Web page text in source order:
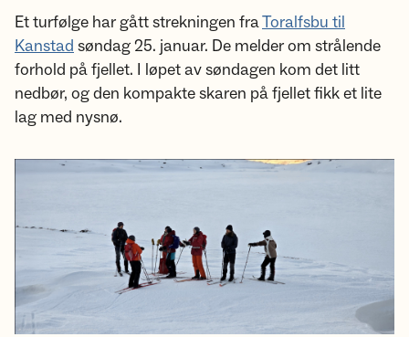
Et turfølge har gått strekningen fraToralfsbu til
Kanstad søndag 25. januar. De melder om strålende
forhold på fjellet. I løpet av søndagen kom det litt
nedbør, og den kompakte skaren på fjellet fikk et lite
lag med nysnø.